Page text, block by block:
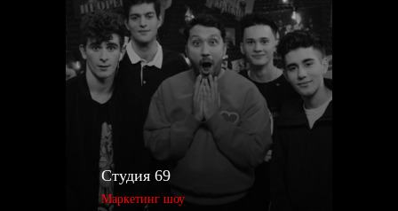
Студия 69
Маркетинг шоу